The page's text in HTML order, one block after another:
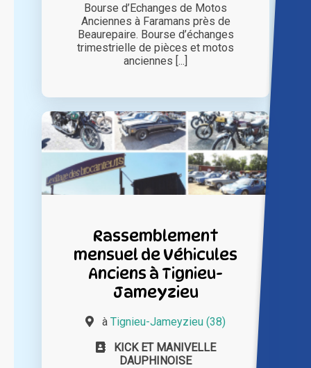
Bourse d’Echanges de Motos
Anciennes à Faramans près de
Beaurepaire. Bourse d’échanges
trimestrielle de pièces et motos
anciennes [...]
Rassemblement
mensuel de Véhicules
Anciens à Tignieu-
Jameyzieu
à Tignieu-Jameyzieu (38)
KICK ET MANIVELLE
DAUPHINOISE